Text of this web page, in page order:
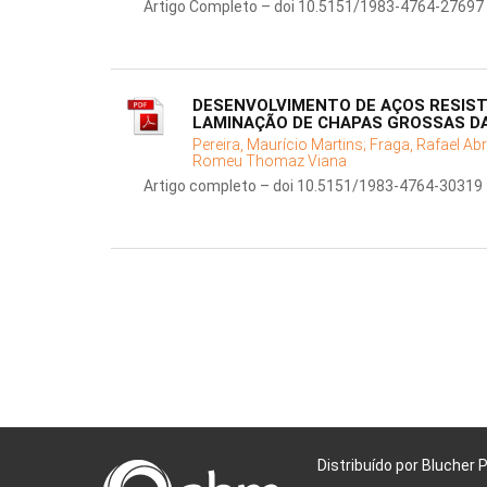
Artigo Completo – doi 10.5151/1983-4764-27697
DESENVOLVIMENTO DE AÇOS
LAMINAÇÃO DE CHAPAS GROSSAS
Pereira, Maurício Martins; Fraga, Rafael
Romeu Thomaz Viana
Artigo completo – doi 10.5151/1983-4764-30319
Distribuído por Blucher